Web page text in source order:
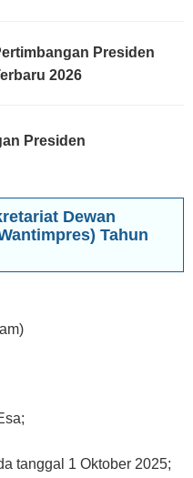
Presiden
2026
Presiden
Dewan
Tahun
tanggal 1 Oktober 2025;